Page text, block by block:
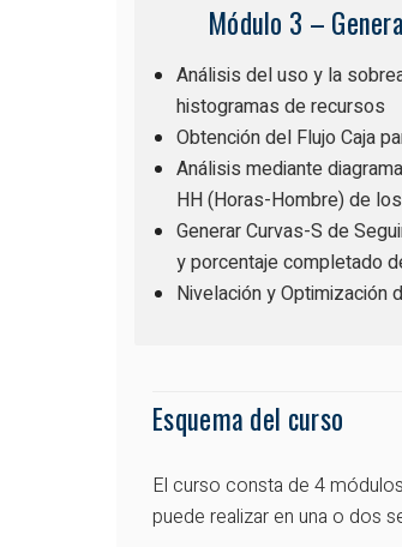
Módulo 3 –
Análisis del uso y la
histogramas de recursos
Obtención del Flujo Caja
Análisis mediante
HH (Horas-Hombre) de
Generar Curvas-S de
y porcentaje completado
Nivelación y Optimización
Esquema del curso
El curso consta de 4
puede realizar en una o dos